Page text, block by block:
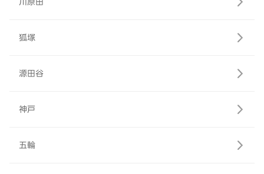
狐塚
源田谷
神戸
五輪